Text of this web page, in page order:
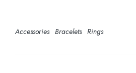
Accessories Bracelets Rings